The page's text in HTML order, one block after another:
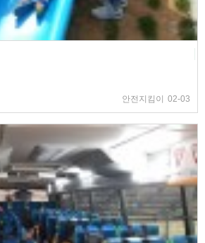
안전지킴이 02-03